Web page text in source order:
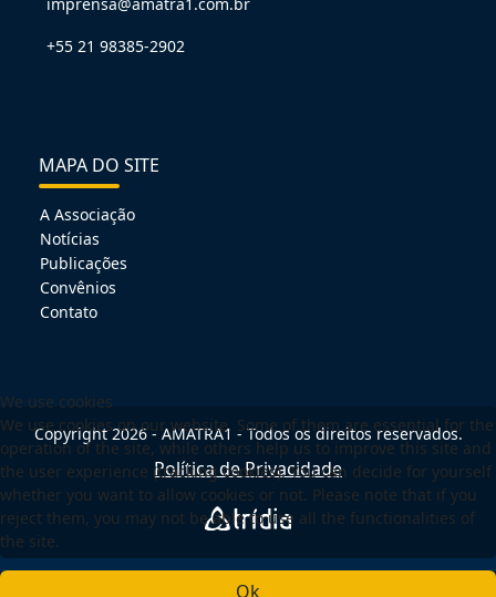
+55 21 98385-2902
MAPA DO SITE
A Associação
Notícias
Publicações
Convênios
Contato
Copyright 2026 - AMATRA1 - Todos os direitos reservados.
Política de Privacidade
We use cookies
We use cookies on our website. Some of them are essential for the
operation of the site, while others help us to improve this site and
the user experience (tracking cookies). You can decide for yourself
whether you want to allow cookies or not. Please note that if you
reject them, you may not be able to use all the functionalities of
the site.
Ok